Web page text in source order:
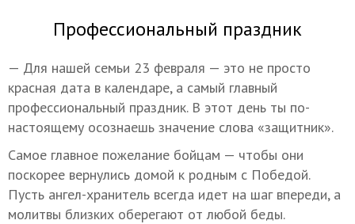
Профессиональный праздник
— Для нашей семьи 23 февраля — это не просто
красная дата в календаре, а самый главный
профессиональный праздник. В этот день ты по-
настоящему осознаешь значение слова «защитник».
Самое главное пожелание бойцам — чтобы они
поскорее вернулись домой к родным с Победой.
Пусть ангел-хранитель всегда идет на шаг впереди, а
молитвы близких оберегают от любой беды.